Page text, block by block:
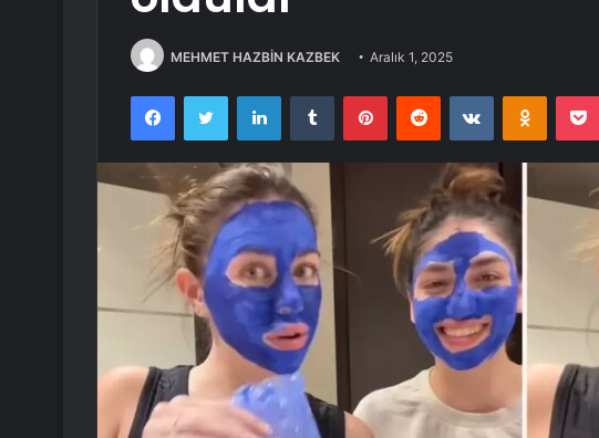
MEHMET HAZBİN KAZBEK Aralık 1, 2025
FacebookTwitter LinkedInTumblr PinterestReddit VKontakte